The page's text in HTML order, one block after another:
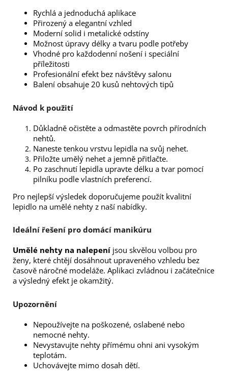
Rychlá a jednoduchá aplikace
Přirozený a elegantní vzhled
Moderní solid i metalické odstíny
Možnost úpravy délky a tvaru podle potřeby
Vhodné pro každodenní nošení i speciální
příležitosti
Profesionální efekt bez návštěvy salonu
Balení obsahuje 20 kusů nehtových tipů
Návod k použití
Důkladně očistěte a odmastěte povrch přírodních
nehtů.
Naneste tenkou vrstvu lepidla na svůj nehet.
Přiložte umělý nehet a jemně přitlačte.
Po zaschnutí lepidla upravte délku a tvar pomocí
pilníku podle vlastních preferencí.
Pro nejlepší výsledek doporučujeme použít kvalitní
lepidlo na umělé nehty z naší nabídky.
Ideální řešení pro domácí manikúru
Umělé nehty na nalepení jsou skvělou volbou pro
ženy, které chtějí dosáhnout upraveného vzhledu bez
časově náročné modeláže. Aplikaci zvládnou i začátečnice
a výsledný efekt je okamžitý.
Upozornění
Nepoužívejte na poškozené, oslabené nebo
nemocné nehty.
Nevystavujte nehty přímému ohni ani vysokým
teplotám.
Uchovávejte mimo dosah dětí.